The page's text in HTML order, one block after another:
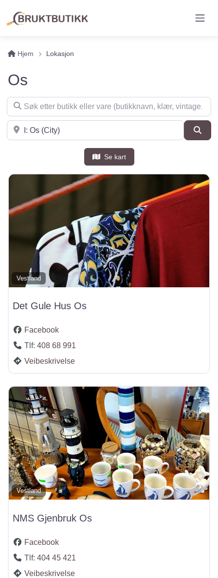
Hjem Lokasjon
Os
Søk etter butikk eller vare (butikknavn, klær, vintage, møbler
Søk i nærheten
Se kart
Vestland
Det Gule Hus Os
Facebook
Tlf: 408 68 991
Veibeskrivelse
Vestland
NMS Gjenbruk Os
Facebook
Tlf: 404 45 421
Veibeskrivelse